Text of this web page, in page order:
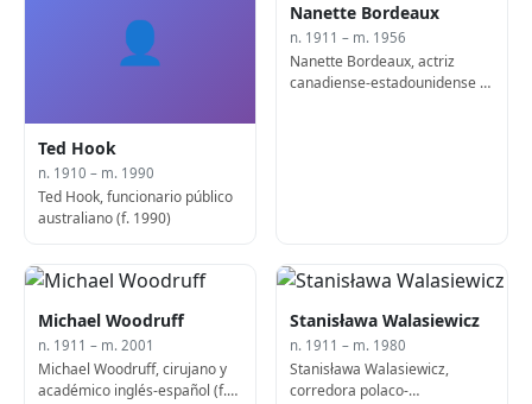
👤
Ted Hook
n. 1910 – m. 1990
Ted Hook, funcionario público
australiano (f. 1990)
Nanette Bordeaux
n. 1911 – m. 1956
Nanette Bordeaux, actriz
canadiense-estadounidense (f.
Michael Woodruff
n. 1911 – m. 2001
Michael Woodruff, cirujano y
académico inglés-español (f.
Stanisława Walasiewicz
n. 1911 – m. 1980
Stanisława Walasiewicz,
corredora polaco-